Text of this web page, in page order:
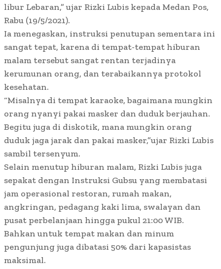
libur Lebaran,” ujar Rizki Lubis kepada Medan Pos,
Rabu (19/5/2021).
Ia menegaskan, instruksi penutupan sementara ini
sangat tepat, karena di tempat-tempat hiburan
malam tersebut sangat rentan terjadinya
kerumunan orang, dan terabaikannya protokol
kesehatan.
“Misalnya di tempat karaoke, bagaimana mungkin
orang nyanyi pakai masker dan duduk berjauhan.
Begitu juga di diskotik, mana mungkin orang
duduk jaga jarak dan pakai masker,”ujar Rizki Lubis
sambil tersenyum.
Selain menutup hiburan malam, Rizki Lubis juga
sepakat dengan Instruksi Gubsu yang membatasi
jam operasional restoran, rumah makan,
angkringan, pedagang kaki lima, swalayan dan
pusat perbelanjaan hingga pukul 21:00 WIB.
Bahkan untuk tempat makan dan minum
pengunjung juga dibatasi 50% dari kapasistas
maksimal.